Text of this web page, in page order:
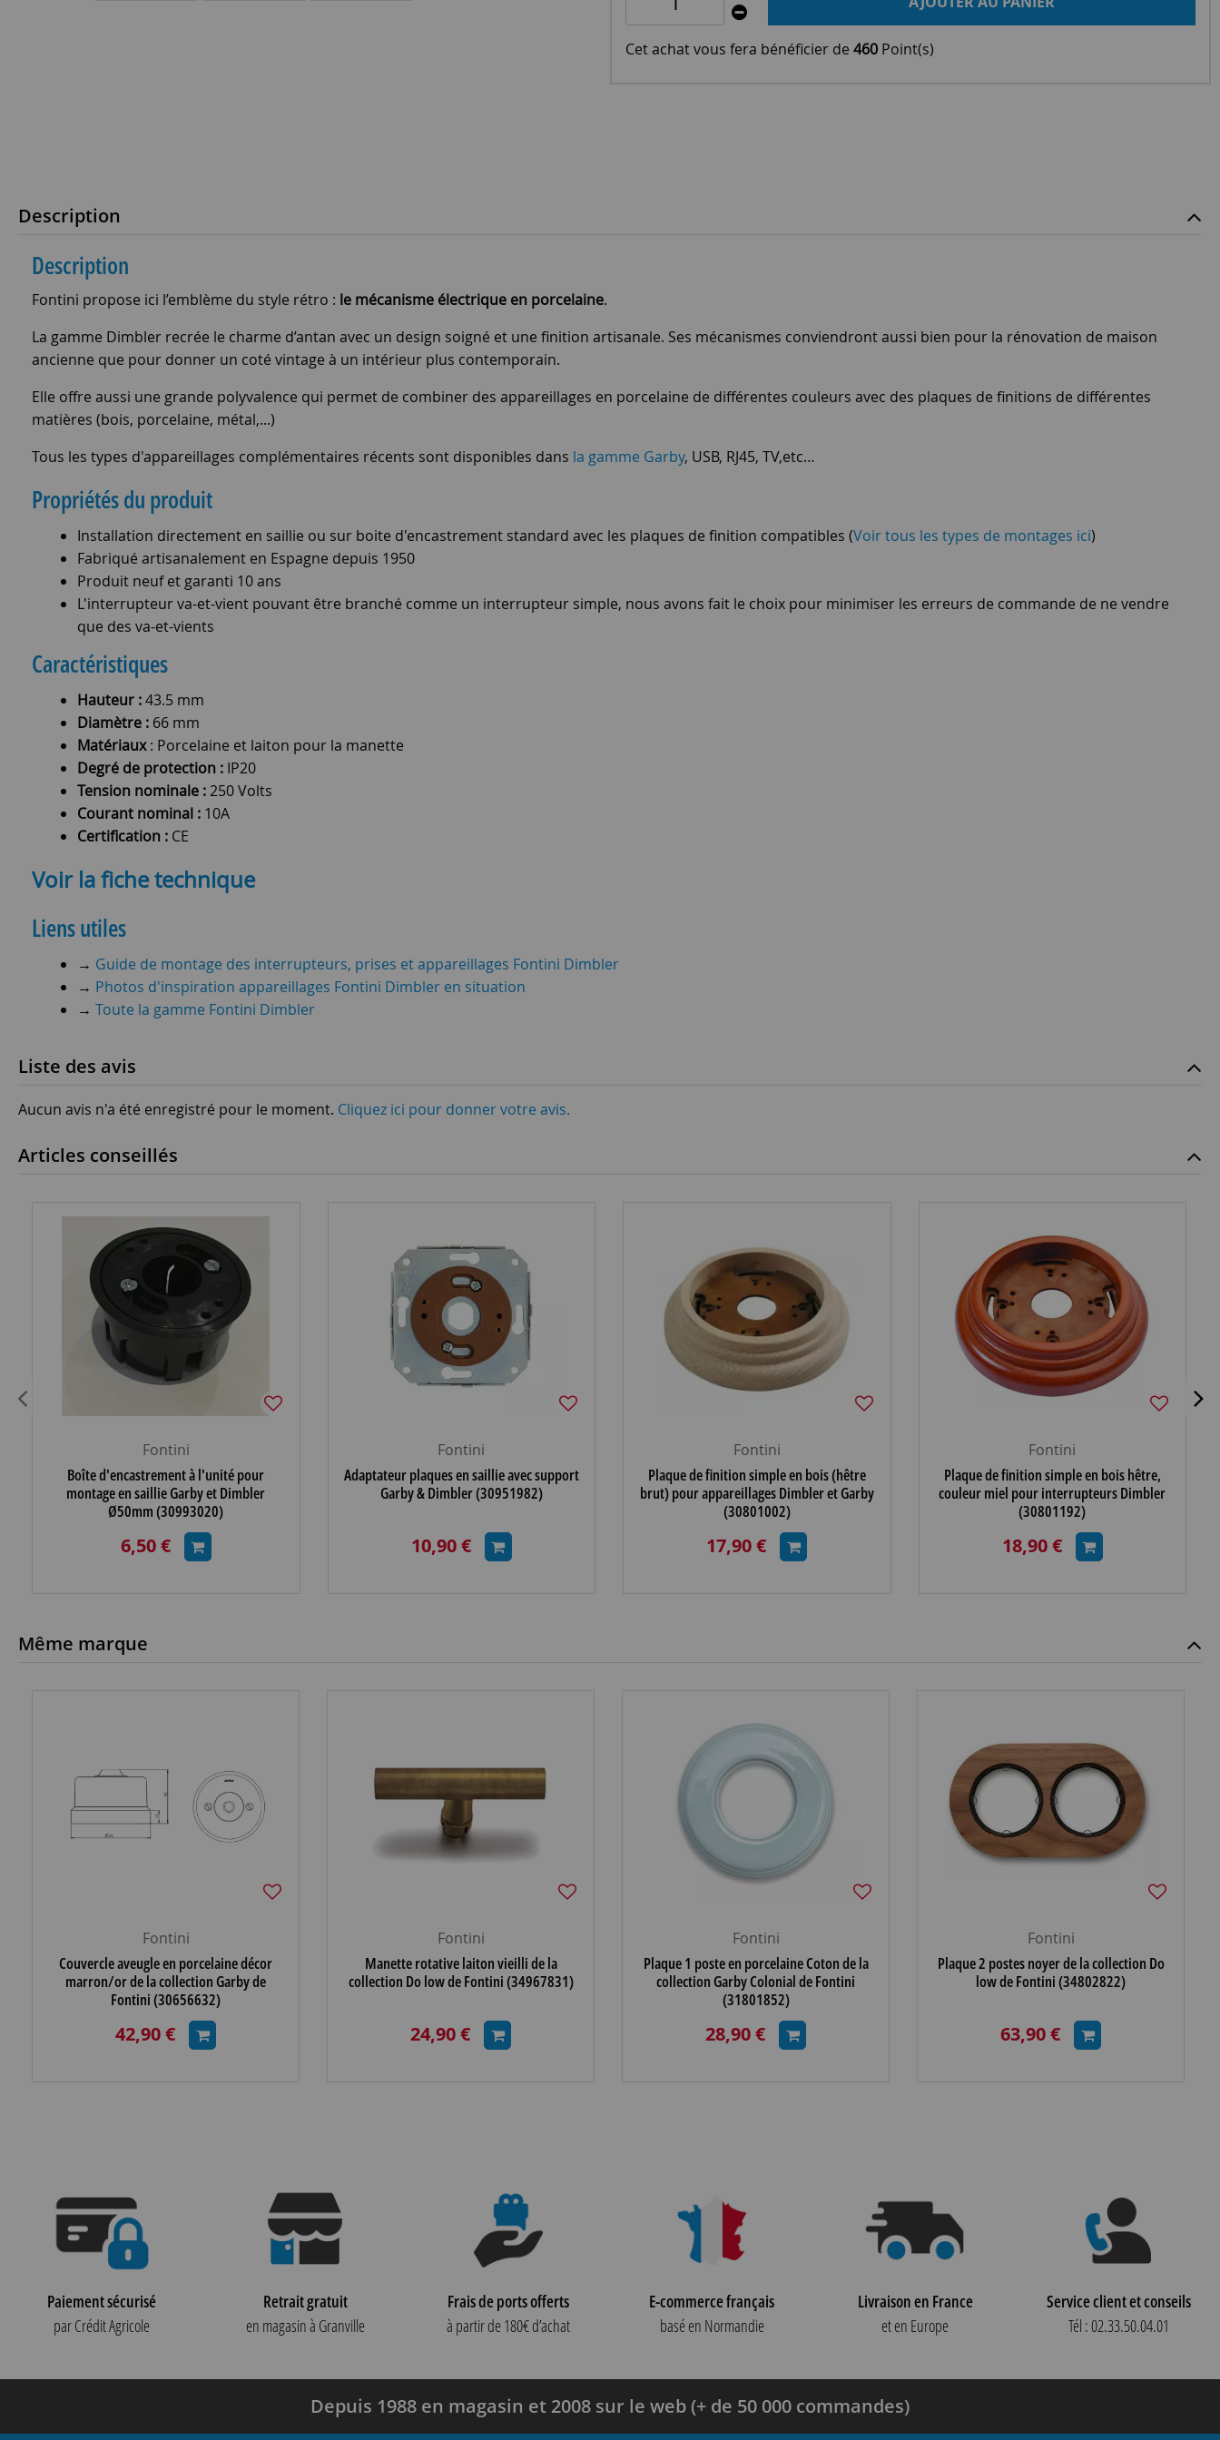
Cet achat vous fera bénéficier de 460 Point(s)
Description
Description
Fontini propose ici l’emblème du style rétro : le mécanisme électrique en porcelaine.
La gamme Dimbler recrée le charme d’antan avec un design soigné et une finition artisanale. Ses mécanismes conviendront aussi bien pour la rénovation de maison
ancienne que pour donner un coté vintage à un intérieur plus contemporain.
Elle offre aussi une grande polyvalence qui permet de combiner des appareillages en porcelaine de différentes couleurs avec des plaques de finitions de différentes
matières (bois, porcelaine, métal,...)
Tous les types d'appareillages complémentaires récents sont disponibles dans la gamme Garby, USB, RJ45, TV,etc…
Propriétés du produit
Installation directement en saillie ou sur boite d'encastrement standard avec les plaques de finition compatibles (Voir tous les types de montages ici)
Fabriqué artisanalement en Espagne depuis 1950
Produit neuf et garanti 10 ans
L'interrupteur va-et-vient pouvant être branché comme un interrupteur simple, nous avons fait le choix pour minimiser les erreurs de commande de ne vendre
que des va-et-vients
Caractéristiques
Hauteur :43.5 mm
Diamètre : 66 mm
Matériaux: Porcelaine et laiton pour la manette
Degré de protection : IP20
Tension nominale :250 Volts
Courant nominal : 10A
Certification : CE
Voir la fiche technique
Liens utiles
→ Guide de montage des interrupteurs, prises et appareillages Fontini Dimbler
→ Photos d'inspiration appareillages Fontini Dimbler en situation
→ Toute la gamme Fontini Dimbler
Liste des avis
Aucun avis n'a été enregistré pour le moment. Cliquez ici pour donner votre avis.
Articles conseillés
Fontini
Boîte d'encastrement à l'unité pour
montage en saillie Garby et Dimbler
Ø50mm (30993020)
6,50 €
Fontini
Adaptateur plaques en saillie avec support
Garby & Dimbler (30951982)
10,90 €
Fontini
Plaque de finition simple en bois (hêtre
brut) pour appareillages Dimbler et Garby
(30801002)
17,90 €
Fontini
Plaque de finition simple en bois hêtre,
couleur miel pour interrupteurs Dimbler
(30801192)
18,90 €
Même marque
Fontini
Couvercle aveugle en porcelaine décor
marron/or de la collection Garby de
Fontini (30656632)
42,90 €
Fontini
Manette rotative laiton vieilli de la
collection Do low de Fontini (34967831)
24,90 €
Fontini
Plaque 1 poste en porcelaine Coton de la
collection Garby Colonial de Fontini
(31801852)
28,90 €
Fontini
Plaque 2 postes noyer de la collection Do
low de Fontini (34802822)
63,90 €
Paiement sécurisé
par Crédit Agricole
Retrait gratuit
en magasin à Granville
Frais de ports offerts
à partir de 180€ d’achat
E-commerce français
basé en Normandie
Livraison en France
et en Europe
Service client et conseils
Tél : 02.33.50.04.01
Depuis 1988 en magasin et 2008 sur le web (+ de 50 000 commandes)